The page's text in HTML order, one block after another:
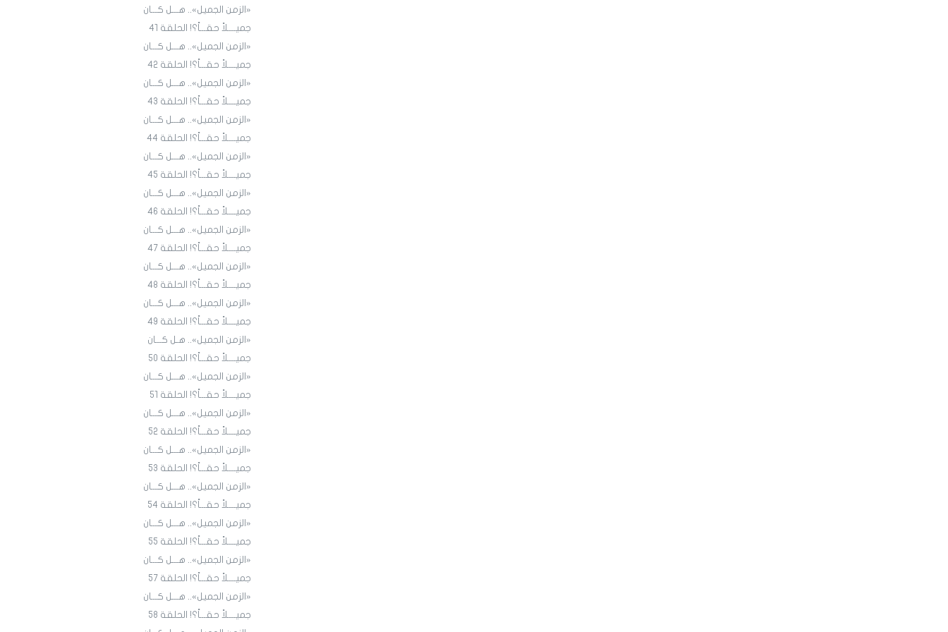
«الزمن الجميل».. هـــل كـــان
جميــــلاً حقـــاً؟! الحلقة 4١
«الزمن الجميل».. هـــل كـــان
جميــــلاً حقـــاً؟! الحلقة 4٢
«الزمن الجميل».. هـــل كـــان
جميــــلاً حقـــاً؟! الحلقة 43
«الزمن الجميل».. هـــل كـــان
جميــــلاً حقـــاً؟! الحلقة 44
«الزمن الجميل».. هـــل كـــان
جميــــلاً حقـــاً؟! الحلقة 45
«الزمن الجميل».. هـــل كـــان
جميــــلاً حقـــاً؟! الحلقة ٤٦
«الزمن الجميل».. هـــل كـــان
جميــــلاً حقـــاً؟! الحلقة ٤7
«الزمن الجميل».. هـــل كـــان
جميــــلاً حقـــاً؟! الحلقة ٤٨
«الزمن الجميل».. هـــل كـــان
جميــــلاً حقـــاً؟! الحلقة ٤9
«الزمن الجميل».. هـل كـــان
جميــــلاً حقـــاً؟! الحلقة ٥٠
«الزمن الجميل».. هـــل كـــان
جميــــلاً حقـــاً؟! الحلقة ٥١
«الزمن الجميل».. هـــل كـــان
جميــــلاً حقـــاً؟! الحلقة 52
«الزمن الجميل».. هـــل كـــان
جميــــلاً حقـــاً؟! الحلقة 53
«الزمن الجميل».. هـــل كـــان
جميــــلاً حقـــاً؟! الحلقة 54
«الزمن الجميل».. هـــل كـــان
جميــــلاً حقـــاً؟! الحلقة 55
«الزمن الجميل».. هـــل كـــان
جميــــلاً حقـــاً؟! الحلقة 57
«الزمن الجميل».. هـــل كـــان
جميــــلاً حقـــاً؟! الحلقة 58